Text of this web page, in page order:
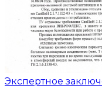
Экспертное